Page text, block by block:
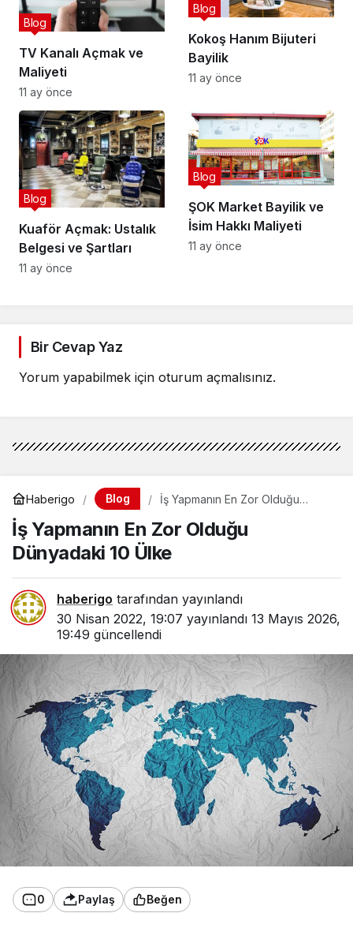
TV Kanalı Açmak ve
Maliyeti
Blog
11 ay önce
Kokoş Hanım Bijuteri
Bayilik
Blog
11 ay önce
Kuaför Açmak: Ustalık
Belgesi ve Şartları
Blog
11 ay önce
ŞOK Market Bayilik ve
İsim Hakkı Maliyeti
Blog
11 ay önce
Bir Cevap Yaz
Yorum yapabilmek için oturum açmalısınız.
Haberigo Blog
İş Yapmanın En Zor Olduğu
İş Yapmanın En Zor Olduğu
Dünyadaki 10 Ülke
haberigo tarafından yayınlandı
30 Nisan 2022, 19:07 yayınlandı 13 Mayıs 2026,
19:49 güncellendi
0 Paylaş Beğen